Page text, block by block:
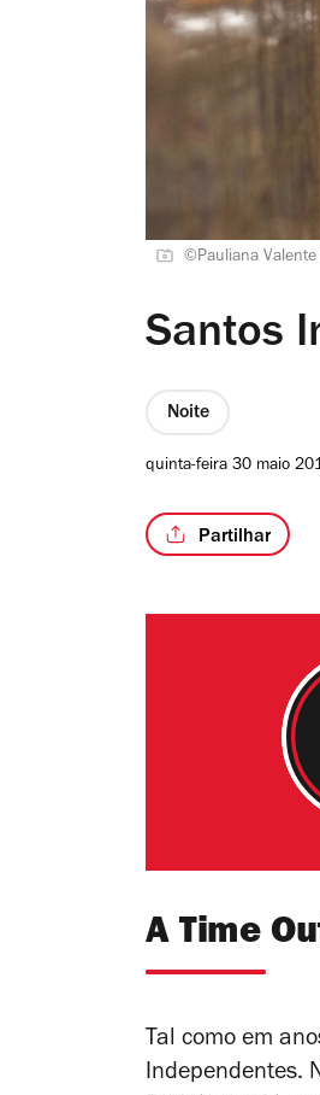
©Pauliana Valente
Santos
Noite
quinta-feira 30 maio
Partilhar
A Time
Tal como em
Independentes.